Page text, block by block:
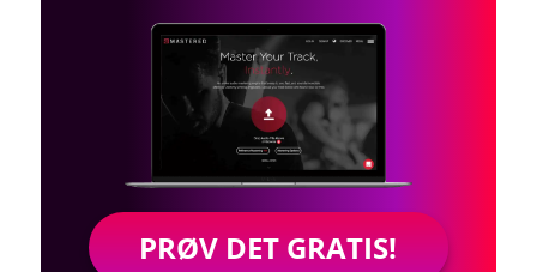
PRØV DET GRATIS!